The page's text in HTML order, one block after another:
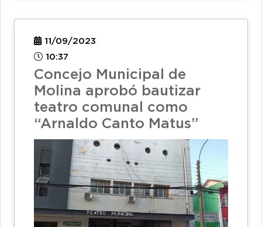
11/09/2023
10:37
Concejo Municipal de
Molina aprobó bautizar
teatro comunal como
“Arnaldo Canto Matus”